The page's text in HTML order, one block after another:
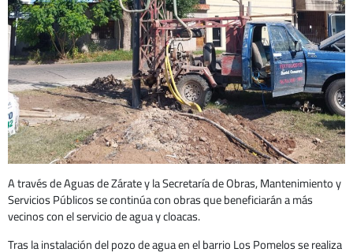
A través de Aguas de Zárate y la Secretaría de Obras, Mantenimiento y
Servicios Públicos se continúa con obras que beneficiarán a más
vecinos con el servicio de agua y cloacas.
Tras la instalación del pozo de agua en el barrio Los Pomelos se realiza